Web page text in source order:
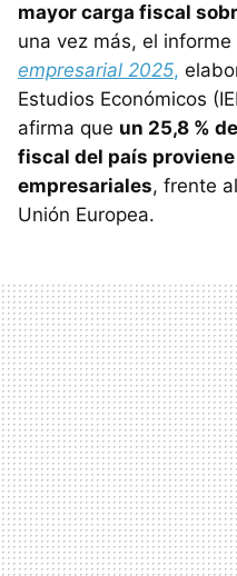
mayor carga fiscal
una vez más, el informe
empresarial 2025,
Estudios Económicos
afirma que un 25,8 %
fiscal del país
empresariales, frente
Unión Europea.